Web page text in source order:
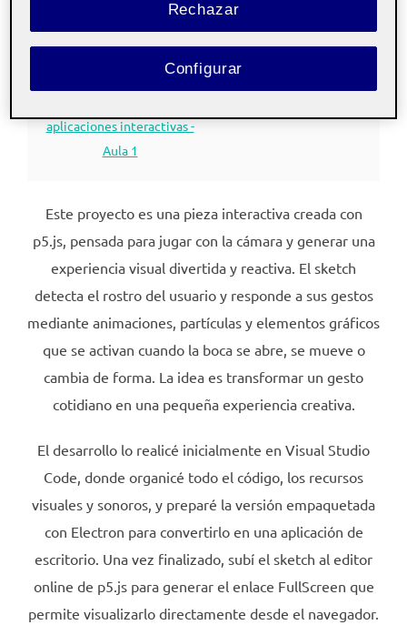
Marta Amores Perez
Publicado
22 marzo, 2026
aplicaciones interactivas -
Aula 1
Este proyecto es una pieza interactiva creada con
p5.js, pensada para jugar con la cámara y generar una
experiencia visual divertida y reactiva. El sketch
detecta el rostro del usuario y responde a sus gestos
mediante animaciones, partículas y elementos gráficos
que se activan cuando la boca se abre, se mueve o
cambia de forma. La idea es transformar un gesto
cotidiano en una pequeña experiencia creativa.
El desarrollo lo realicé inicialmente en Visual Studio
Code, donde organicé todo el código, los recursos
visuales y sonoros, y preparé la versión empaquetada
con Electron para convertirlo en una aplicación de
escritorio. Una vez finalizado, subí el sketch al editor
online de p5.js para generar el enlace FullScreen que
permite visualizarlo directamente desde el navegador.
Rechazar
Configurar